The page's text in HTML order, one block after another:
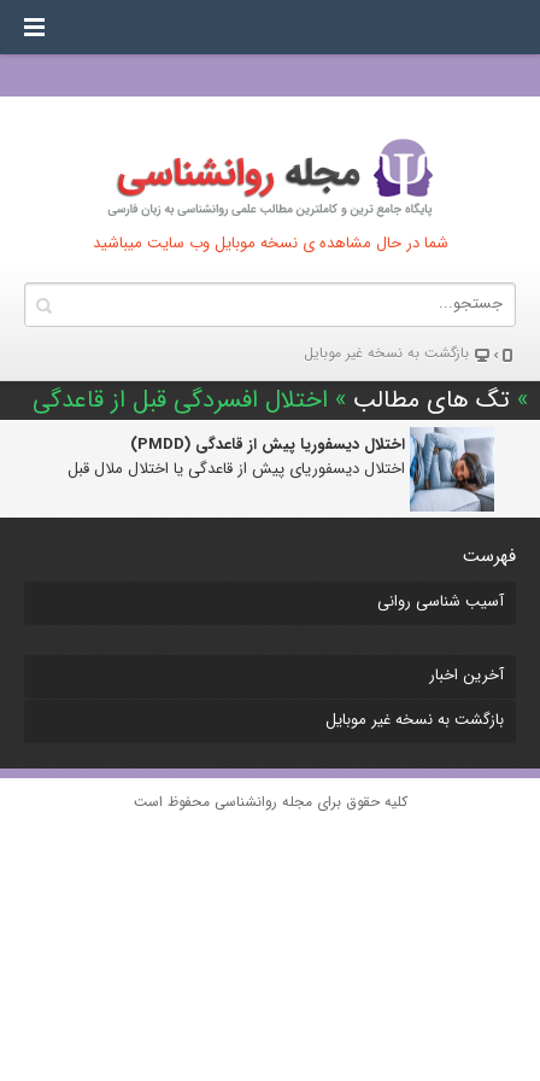
شما در حال مشاهده ی نسخه موبایل وب سایت میباشید
بازگشت به نسخه غير موبایل
» تگ های مطالب » اختلال افسردگی قبل از قاعدگی
اختلال دیسفوریا پیش از قاعدگی (PMDD)
اختلال دیسفوریای پیش از قاعدگی یا اختلال ملال قبل
فهرست
آسیب شناسی روانی
آخرين اخبار
بازگشت به نسخه غير موبایل
کلیه حقوق برایمجله روانشناسی محفوظ است